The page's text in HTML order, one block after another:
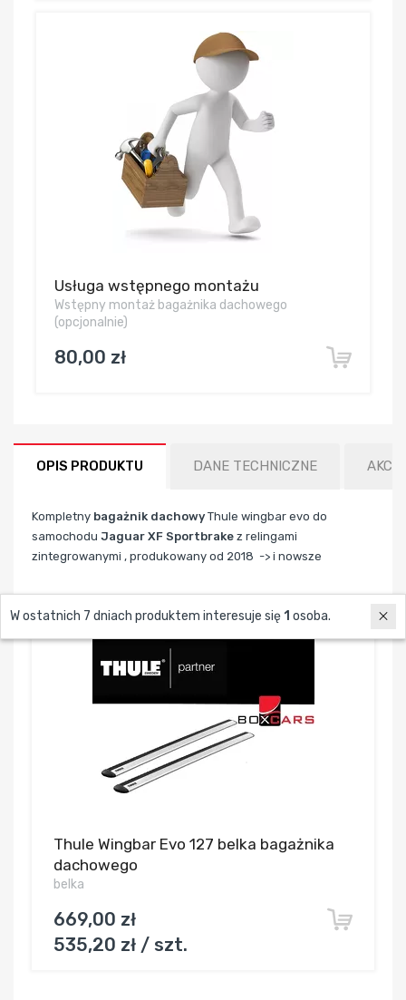
Usługa wstępnego montażu
Wstępny montaż bagażnika dachowego
(opcjonalnie)
80,00 zł
OPIS PRODUKTU DANE TECHNICZNE
Kompletny bagażnik dachowy Thule wingbar evo do
samochodu Jaguar XF Sportbrake z relingami
zintegrowanymi , produkowany od 2018 -> i nowsze
Thule Wingbar Evo 127 belka bagażnika
dachowego
belka
669,00 zł
535,20 zł / szt.